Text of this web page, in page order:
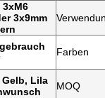
3x9mm
Farben
Gelb, Lila
MOQ